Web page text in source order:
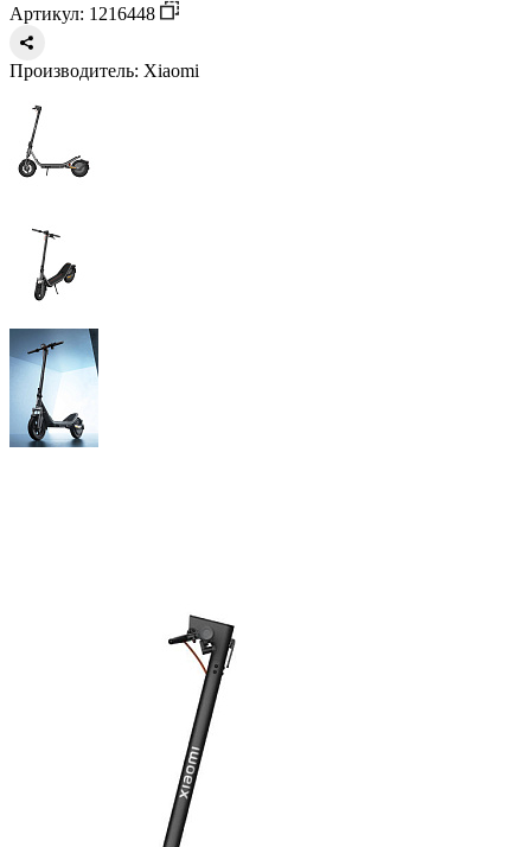
Артикул: 1216448
Производитель: Xiaomi